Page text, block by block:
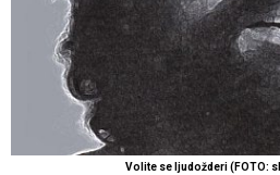
Volite se ljudožderi (FOTO: